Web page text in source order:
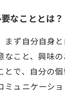
なこととは？
ず自分自身と
こと、興味の
で、自分の個
ュニケーショ